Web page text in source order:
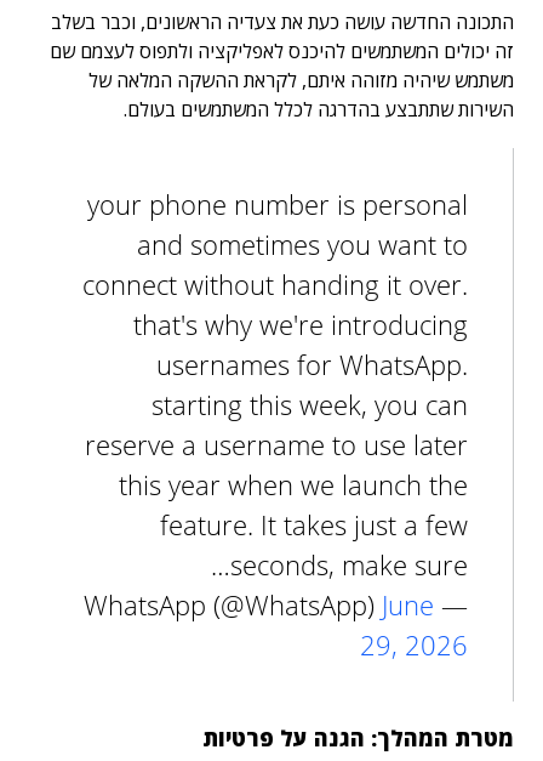
התכונה החדשה עושה כעת את צעדיה הראשונים, וכבר בשלב
זה יכולים המשתמשים להיכנס לאפליקציה ולתפוס לעצמם שם
משתמש שיהיה מזוהה איתם, לקראת ההשקה המלאה של
השירות שתתבצע בהדרגה לכלל המשתמשים בעולם.
your phone number is personal
and sometimes you want to
connect without handing it over.
that's why we're introducing
usernames for WhatsApp.
starting this week, you can
reserve a username to use later
this year when we launch the
feature. It takes just a few
seconds, make sure…
— WhatsApp (@WhatsApp)
June
29, 2026
מטרת המהלך: הגנה על פרטיות